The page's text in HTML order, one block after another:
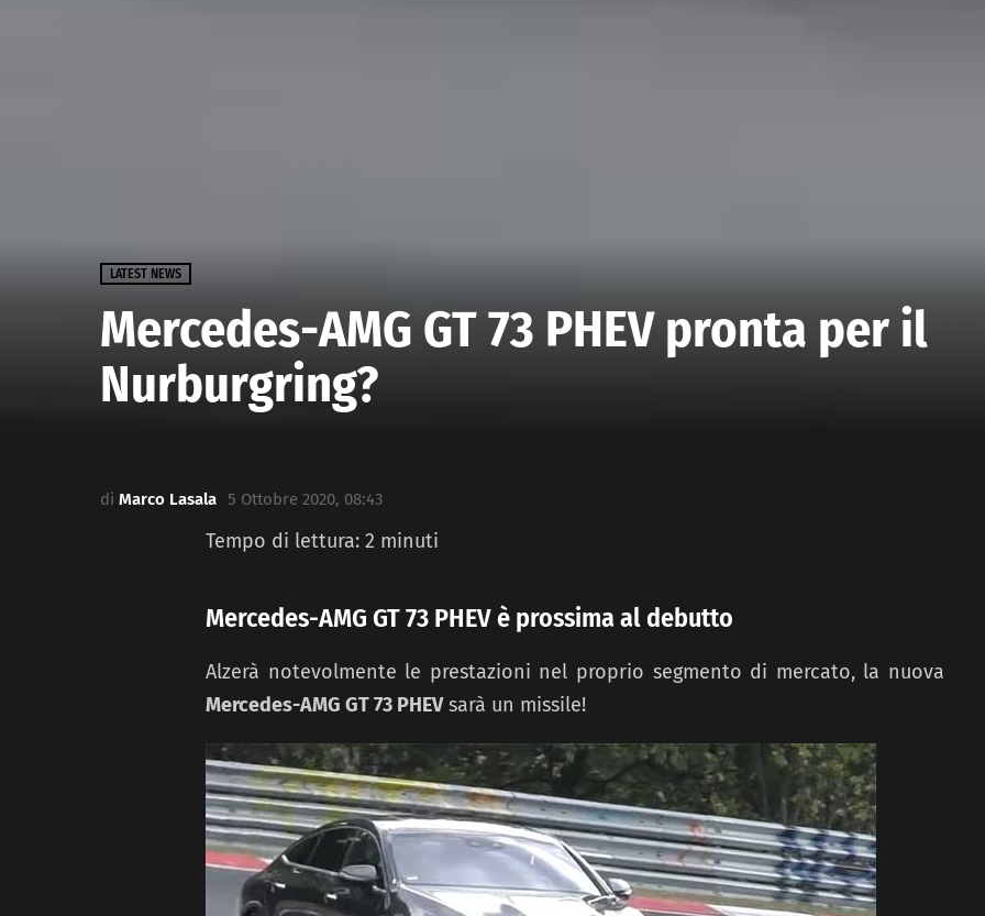
LATEST NEWS
Mercedes-AMG GT 73 PHEV pronta per il
Nurburgring?
di Marco Lasala 5 Ottobre 2020, 08:43
Tempo di lettura: 2 minuti
Mercedes-AMG GT 73 PHEV è prossima al debutto
Alzerà notevolmente le prestazioni nel proprio segmento di mercato, la nuova
Mercedes-AMG GT 73 PHEVsarà un missile!